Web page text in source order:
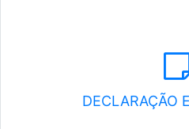
DECLARAÇÃO